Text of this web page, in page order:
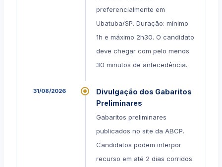
preferencialmente em
Ubatuba/SP. Duração: mínimo
1h e máximo 2h30. O candidato
deve chegar com pelo menos
30 minutos de antecedência.
31/08/2026
Divulgação dos Gabaritos
Preliminares
Gabaritos preliminares
publicados no site da ABCP.
Candidatos podem interpor
recurso em até 2 dias corridos.